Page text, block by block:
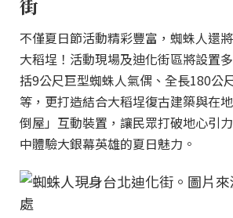
不僅夏日節活動精彩豐富，蜘蛛人還
大稻埕！活動現場及迪化街區將設置
括9公尺巨型蜘蛛人氣偶、全長180公
等，更打造結合大稻埕復古建築與在
倒屋」互動裝置，讓民眾打破地心引
中體驗大銀幕英雄的夏日魅力。